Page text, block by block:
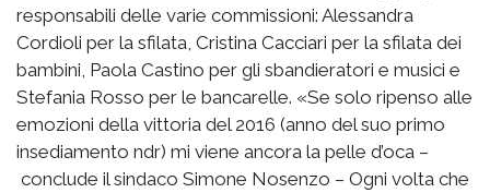
responsabili delle varie commissioni: Alessandra
Cordioli per la sfilata, Cristina Cacciari per la sfilata dei
bambini, Paola Castino per gli sbandieratori e musici e
Stefania Rosso per le bancarelle. «Se solo ripenso alle
emozioni della vittoria del 2016 (anno del suo primo
insediamento ndr) mi viene ancora la pelle d’oca –
conclude il sindaco Simone Nosenzo – Ogni volta che